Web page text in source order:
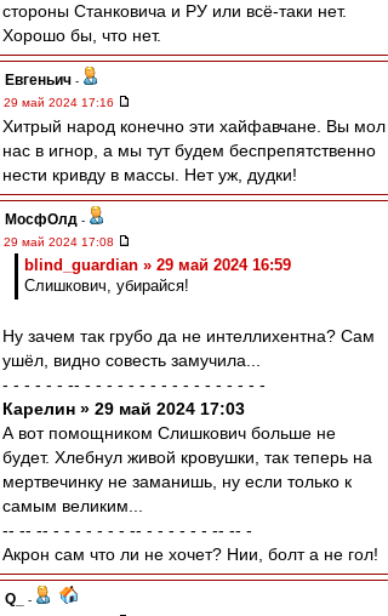
стороны Станковича и РУ или всё-таки нет.
Хорошо бы, что нет.
Евгеньич -
29 май 2024 17:16
Хитрый народ конечно эти хайфавчане. Вы мол
нас в игнор, а мы тут будем беспрепятственно
нести кривду в массы. Нет уж, дудки!
МосфОлд -
29 май 2024 17:08
blind_guardian » 29 май 2024 16:59
Слишкович, убирайся!
Ну зачем так грубо да не интеллихентна? Сам
ушёл, видно совесть замучила...
- - - - - - -- - - - - - - - - - - - - - - - - -
Карелин » 29 май 2024 17:03
А вот помощником Слишкович больше не
будет. Хлебнул живой кровушки, так теперь на
мертвечинку не заманишь, ну если только к
самым великим...
-- -- -- - - - - - - - -- - - - - - - -- -- -
Акрон сам что ли не хочет? Нии, болт а не гол!
Q_
-